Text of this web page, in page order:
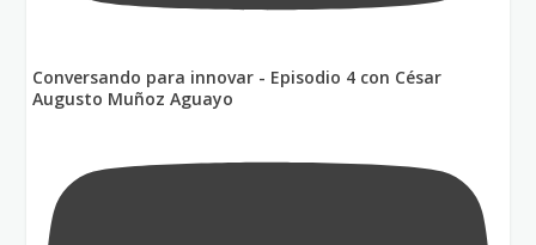
Conversando para innovar - Episodio 4 con César
Augusto Muñoz Aguayo